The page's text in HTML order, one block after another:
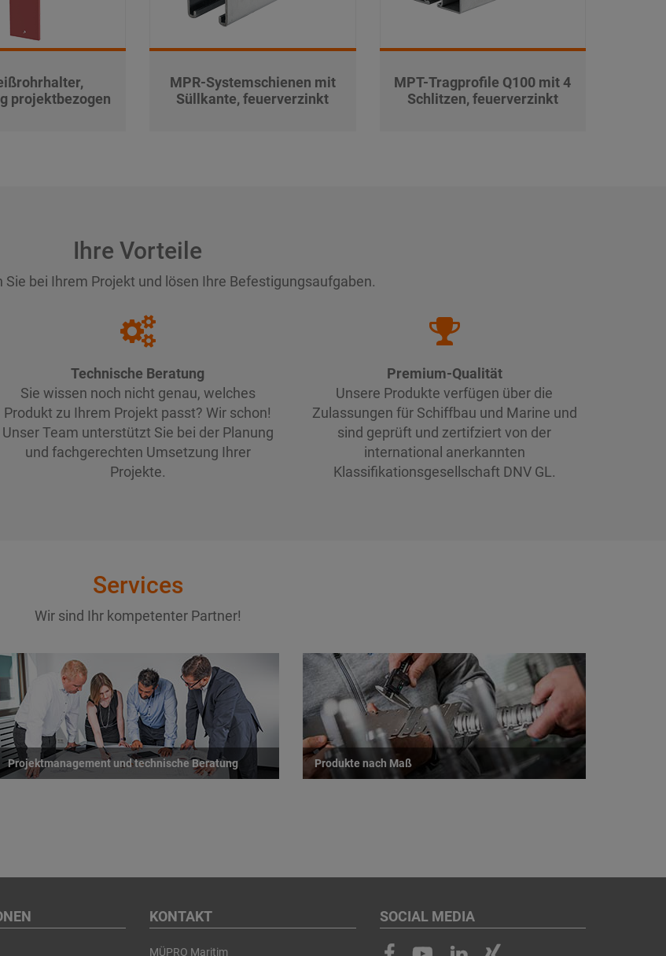
projektbezogen
MPR-Systemschienen mit
Süllkante, feuerverzinkt
MPT-Tragprofile Q100 mit 4
Schlitzen, feuerverzinkt
Ihre Vorteile
bei Ihrem Projekt und lösen Ihre Befestigungsaufgaben.
Technische Beratung
Sie wissen noch nicht genau, welches
Produkt zu Ihrem Projekt passt? Wir schon!
Unser Team unterstützt Sie bei der Planung
und fachgerechten Umsetzung Ihrer
Projekte.
Premium-Qualität
Unsere Produkte verfügen über die
Zulassungen für Schiffbau und Marine und
sind geprüft und zertifziert von der
international anerkannten
Klassifikationsgesellschaft DNV GL.
Services
Wir sind Ihr kompetenter Partner!
Projektmanagement und technische Beratung Produkte nach Maß
KONTAKT
MÜPRO Maritim
SOCIAL MEDIA